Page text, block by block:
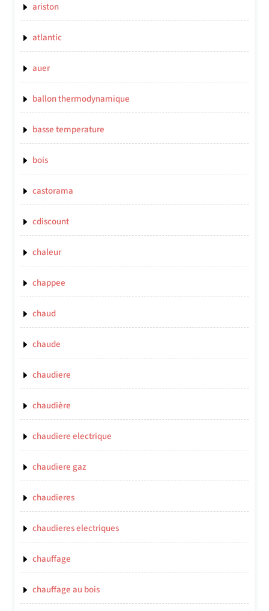
ariston
atlantic
auer
ballon thermodynamique
basse temperature
bois
castorama
cdiscount
chaleur
chappee
chaud
chaude
chaudiere
chaudière
chaudiere electrique
chaudiere gaz
chaudieres
chaudieres electriques
chauffage
chauffage au bois